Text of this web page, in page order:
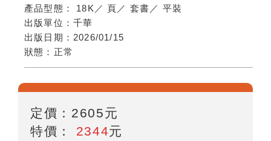
產品型態： 18K ／ 頁 ／ 套書 ／ 平裝
出版單位： 千華
出版日期： 2026/01/15
狀態： 正常
定價： 2605元
特價： 2344元